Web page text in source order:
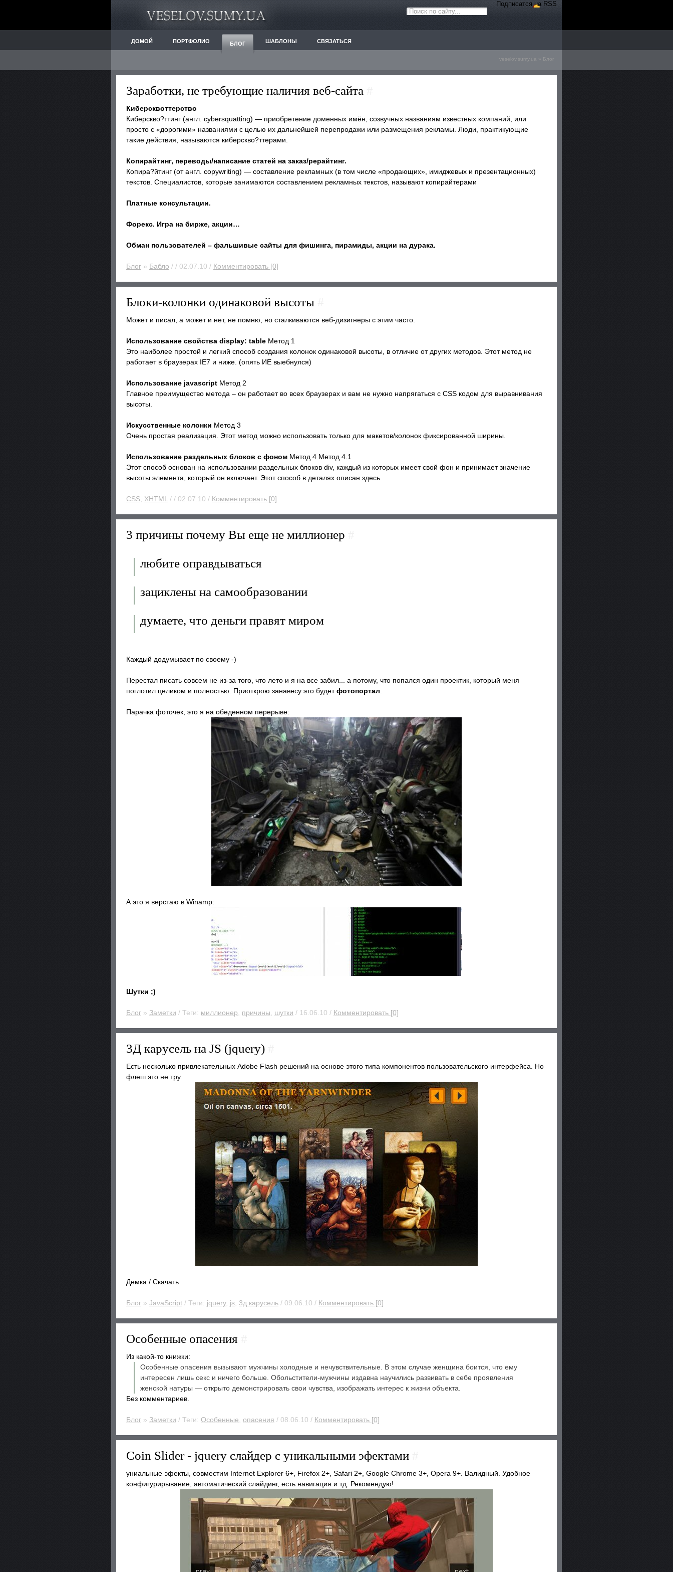
Подписатся на RSS
ДОМОЙ ПОРТФОЛИО БЛОГ ШАБЛОНЫ СВЯЗАТЬСЯ
veselov.sumy.ua » Блог
Заработки, не требующие наличия веб-сайта
Киберсквоттерство
Киберскво?ттинг (англ. cybersquatting) — приобретение доменных имён, созвучных названиям известных компаний, или
просто с «дорогими» названиями с целью их дальнейшей перепродажи или размещения рекламы. Люди, практикующие
такие действия, называются киберскво?ттерами.
Копирайтинг, переводы/написание статей на заказ/рерайтинг.
Копира?йтинг (от англ. copywriting) — составление рекламных (в том числе «продающих», имиджевых и презентационных)
текстов. Специалистов, которые занимаются составлением рекламных текстов, называют копирайтерами
Платные консультации.
Форекс. Игра на бирже, акции…
Обман пользователей – фальшивые сайты для фишинга, пирамиды, акции на дурака.
Блог » Бабло / / 02.07.10 / Комментировать [0]
Блоки-колонки одинаковой высоты
Может и писал, а может и нет, не помню, но сталкиваются веб-дизигнеры с этим часто.
Использование свойства display: table Метод 1
Это наиболее простой и легкий способ создания колонок одинаковой высоты, в отличие от других методов. Этот метод не
работает в браузерах IE7 и ниже. (опять ИЕ выебнулся)
Использование javascript Метод 2
Главное преимущество метода – он работает во всех браузерах и вам не нужно напрягаться с CSS кодом для выравнивания
высоты.
Искусственные колонки Метод 3
Очень простая реализация. Этот метод можно использовать только для макетов/колонок фиксированной ширины.
Использование раздельных блоков с фоном Метод 4 Метод 4.1
Этот способ основан на использовании раздельных блоков div, каждый из которых имеет свой фон и принимает значение
высоты элемента, который он включает. Этот способ в деталях описан здесь
CSS XHTML / / 02.07.10 / Комментировать [0]
3 причины почему Вы еще не миллионер
любите оправдываться
зациклены на самообразовании
думаете, что деньги правят миром
Каждый додумывает по своему -)
Перестал писать совсем не из-за того, что лето и я на все забил... а потому, что попался один проектик, который меня
поглотил целиком и полностью. Приоткрою занавесу это будетфотопортал
Парачка фоточек, это я на обеденном перерыве:
А это я верстаю в Winamp:
Шутки ;)
Блог » Заметки / Теги: миллионер причины шутки / 16.06.10 / Комментировать [0]
3Д карусель на JS (jquery)
Есть несколько привлекательных Adobe Flash решений на основе этого типа компонентов пользовательского интерфейса. Но
флеш это не тру.
Демка / Скачать
Блог » JavaScript / Теги: jquery, js 3д карусель / 09.06.10 / Комментировать [0]
Особенные опасения
Из какой-то книжки:
Особенные опасения вызывают мужчины холодные и нечувствительные. В этом случае женщина боится, что ему
интересен лишь секс и ничего больше. Обольстители-мужчины издавна научились развивать в себе проявления
женской натуры — открыто демонстрировать свои чувства, изображать интерес к жизни объекта.
Без комментариев.
Блог » Заметки / Теги: Особенные опасения / 08.06.10 / Комментировать [0]
Coin Slider - jquery слайдер с уникальными эфектами
униальные эфекты, совместим Internet Explorer 6+, Firefox 2+, Safari 2+, Google Chrome 3+, Opera 9+. Валидный. Удобное
конфигурирывание, автоматический слайдинг, есть навигация и тд. Рекомендую!